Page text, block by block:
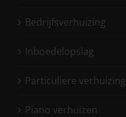
Bedrijfsverhuizing
Inboedelopslag
Particuliere verhuizing
Piano verhuizen